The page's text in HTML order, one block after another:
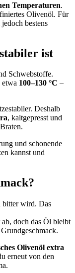
Temperaturen.
Olivenöl. Für
bestens
ist
Schwebstoffe.
etwa 100–130 °C –
Deshalb
, kaltgepresst und
und schonende
kannst und
bitter wird. Das
doch das Öl bleibt
Olivenöl extra
erneut von den